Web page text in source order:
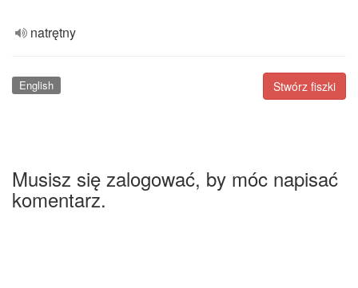
natrętny
Stwórz fiszki
English
Musisz się zalogować, by móc napisać
komentarz.